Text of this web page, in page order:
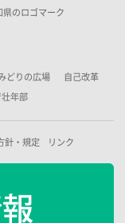
県のロゴマーク
どりの広場 自己改革
年部
針・規定 リンク